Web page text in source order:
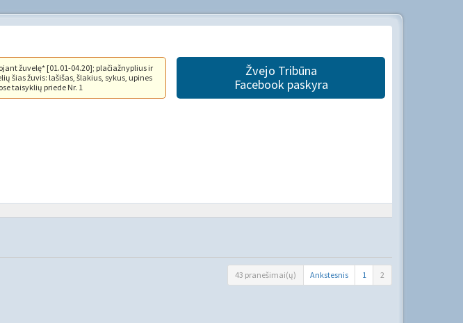
žuvelę* [01.01-04.20]; plačiažnyplius ir
šias žuvis: lašišas, šlakius, sykus, upines
taisyklių priede Nr. 1
Žvejo Tribūna
Facebook paskyra
43 pranešimai(ų) Ankstesnis 1 2